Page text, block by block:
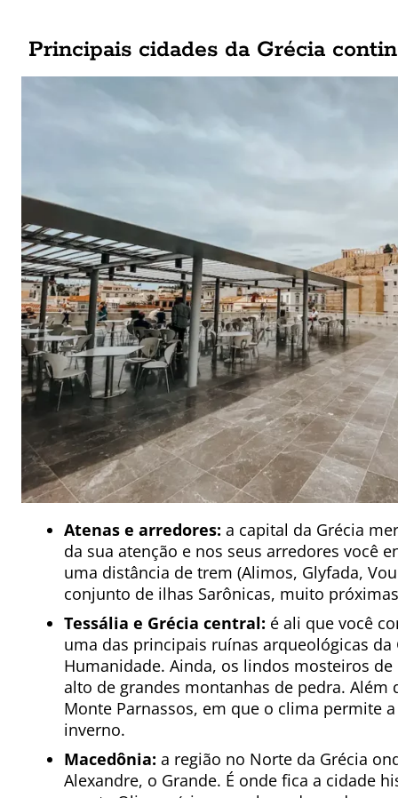
Principais cidades da Grécia
Atenas e arredores: a capital da Grécia
da sua atenção e nos seus arredores você
uma distância de trem (Alimos, Glyfada,
conjunto de ilhas Sarônicas, muito
Tessália e Grécia central: é ali que você
uma das principais ruínas arqueológicas
Humanidade. Ainda, os lindos mosteiros
alto de grandes montanhas de pedra. Além
Monte Parnassos, em que o clima permite
inverno.
Macedônia: a região no Norte da Grécia
Alexandre, o Grande. É onde fica a cidade